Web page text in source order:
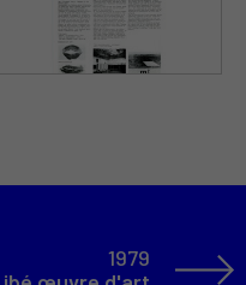
1979